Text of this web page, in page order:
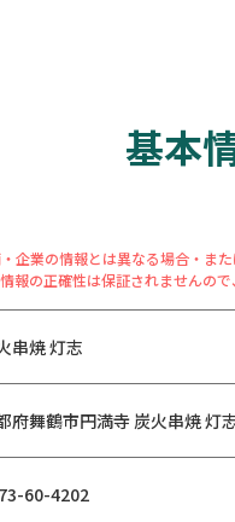
基本
企業の情報とは異なる場合・ま
報の正確性は保証されませんの
串焼 灯志
府舞鶴市円満寺 炭火串焼 灯
60-4202